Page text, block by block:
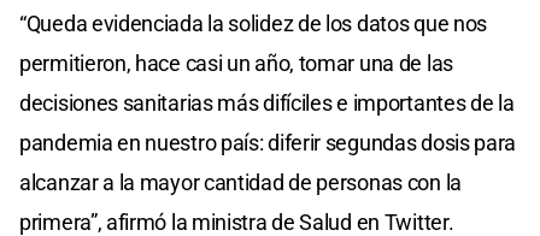
“Queda evidenciada la solidez de los datos que nos
permitieron, hace casi un año, tomar una de las
decisiones sanitarias más difíciles e importantes de la
pandemia en nuestro país: diferir segundas dosis para
alcanzar a la mayor cantidad de personas con la
primera”, afirmó la ministra de Salud en Twitter.